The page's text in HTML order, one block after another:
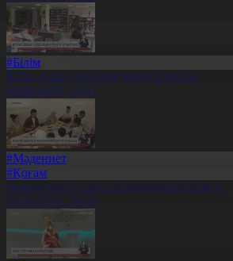
#Білім
Кітап оқып, 600 мың теңге ұтып ал
08.08.2026, 20:17
#Мәдениет
#Қоғам
Өнерді өнеге еткен Ерниязовтар отбасы
08.08.2026, 20:16